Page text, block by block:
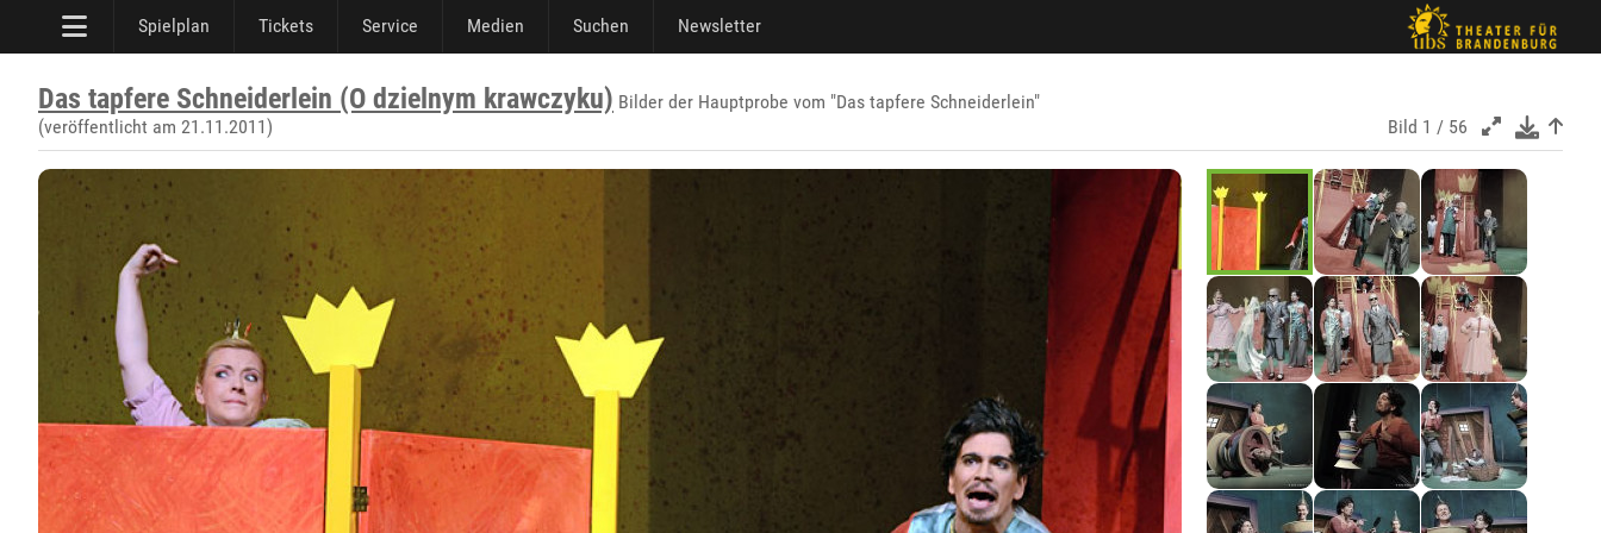
Spielplan Tickets Service Medien Suchen Newsletter
Das tapfere Schneiderlein (O dzielnym krawczyku) Bilder der Hauptprobe vom "Das tapfere Schneiderlein"
(veröffentlicht am 21.11.2011)
Bild 1 / 56